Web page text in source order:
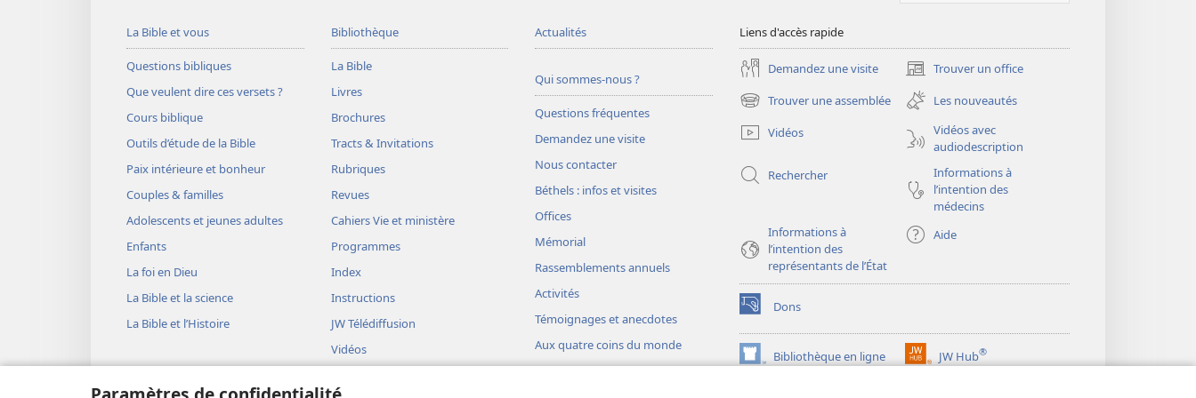
La Bible et vous
Questions bibliques
Que veulent dire ces versets ?
Cours biblique
Outils d’étude de la Bible
Paix intérieure et bonheur
Couples & familles
Adolescents et jeunes adultes
Enfants
La foi en Dieu
La Bible et la science
La Bible et l’Histoire
Bibliothèque
La Bible
Livres
Brochures
Tracts & Invitations
Rubriques
Revues
Cahiers Vie et ministère
Programmes
Index
Instructions
JW Télédiffusion
Vidéos
Actualités
Qui sommes-nous ?
Questions fréquentes
Demandez une visite
Nous contacter
Béthels : infos et visites
Offices
Mémorial
Rassemblements annuels
Activités
Témoignages et anecdotes
Aux quatre coins du monde
Liens d'accès rapide
Demandez une visite Trouver un office
(ouvre
une
nouvelle
fenêtre)
Trouver une assemblée
(ouvre
une
nouvelle
Les nouveautés
Vidéos
Vidéos avec
audiodescription
Rechercher
Informations à
l’intention des
médecins
Informations à
l’intention des
représentants de l’État
Aide
Dons
(ouvre
une
nouvelle
fenêtre)
Bibliothèque en ligne
(ouvre
JW Hub®
(ouvre